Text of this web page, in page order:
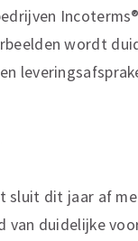
wordt
sluit dit jaar af
van duidelijke